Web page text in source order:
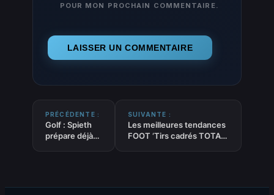
POUR MON PROCHAIN COMMENTAIRE.
PRÉCÉDENTE :
Golf : Spieth
prépare déjà
SUIVANTE :
Les meilleures tendances
FOOT ‘Tirs cadrés TOTAL’